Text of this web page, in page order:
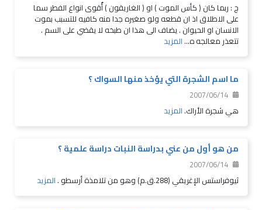
ج : ربما كان ( كأس الموت ) او ( الغاريقون ) أٌقوى انواع الفطر سما
على الاطلاق اذ ان قطعه ولو صغيره جدا منه كافيه للتسبب بموت
الانسان او الحيوان . يضاف الى هذا ان طبخه لا يقضي على السم .
تتعذر معالجه ه...المزيد
ما اسم الشجرة التي يؤخذ منها السواك ؟
2007/06/14
هي شجرة الأراك.المزيد
من هو أول من عني بدراسة النبات دراسة علمية ؟
2007/06/14
ثيوفراستس الإغريقي (288.ق.م) وهو من تلامذة أرسطو .
المزيد